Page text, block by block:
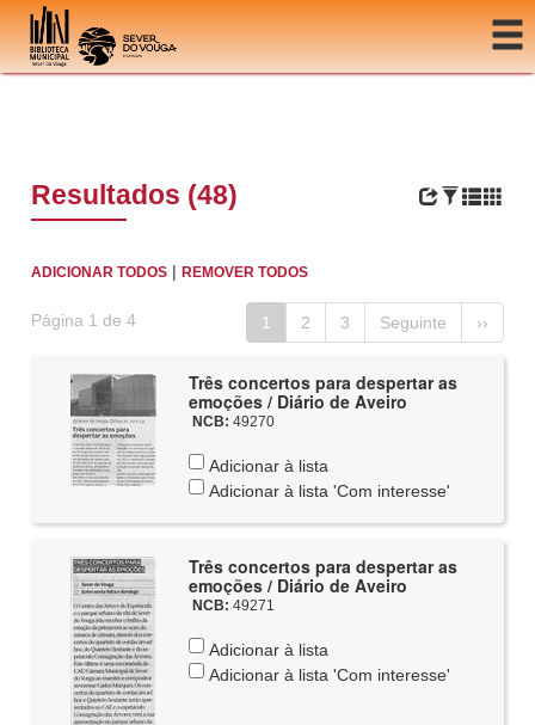
Ir para o conteúdo
Resultados (48)
ADICIONAR TODOS |REMOVER TODOS
Página 1 de 4 1 2 3 Seguinte ››
Três concertos para despertar as
emoções / Diário de Aveiro
NCB: 49270
Adicionar à lista
Adicionar à lista 'Com interesse'
Três concertos para despertar as
emoções / Diário de Aveiro
NCB: 49271
Adicionar à lista
Adicionar à lista 'Com interesse'